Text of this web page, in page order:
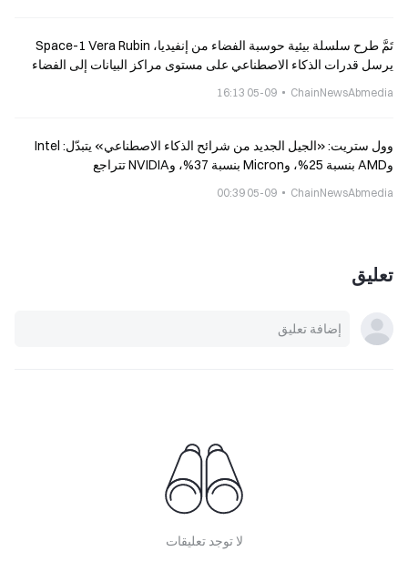
تَمَّ طرح سلسلة بيئية حوسبة الفضاء من إنفيديا، Space-1 Vera Rubin
يرسل قدرات الذكاء الاصطناعي على مستوى مراكز البيانات إلى الفضاء
ChainNewsAbmedia
05-09 16:13
وول ستريت: «الجيل الجديد من شرائح الذكاء الاصطناعي» يتبدّل: Intel
وAMD بنسبة 25%، وMicron بنسبة 37%، وNVIDIA تتراجع
ChainNewsAbmedia
05-09 00:39
تعليق
لا توجد تعليقات